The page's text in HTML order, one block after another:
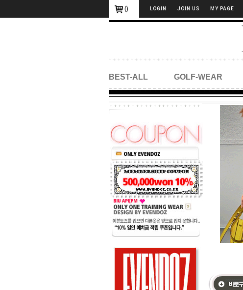
() LOGIN JOIN US MY PAGE
BEST-ALL GOLF-WEAR